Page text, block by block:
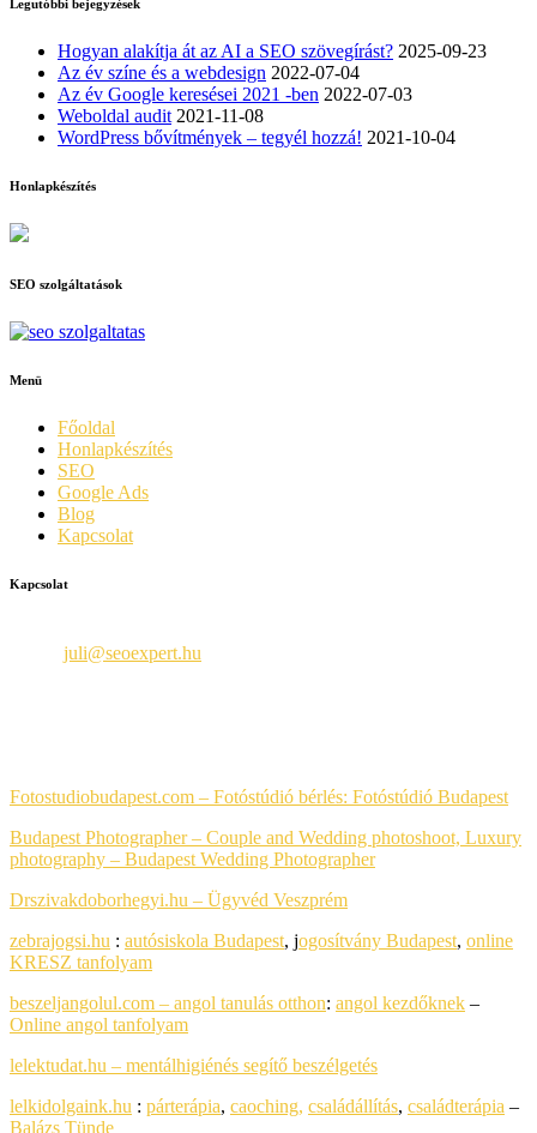
Legutóbbi bejegyzések
Hogyan alakítja át az AI a SEO szövegírást? 2025-09-23
Az év színe és a webdesign 2022-07-04
Az év Google keresései 2021 -ben 2022-07-03
Weboldal audit 2021-11-08
WordPress bővítmények – tegyél hozzá! 2021-10-04
Honlapkészítés
SEO szolgáltatások
Menü
Főoldal
Honlapkészítés
SEO
Google Ads
Blog
Kapcsolat
Kapcsolat
juli@seoexpert.hu
Fotostudiobudapest.com – Fotóstúdió bérlés: Fotóstúdió Budapest
Budapest Photographer – Couple and Wedding photoshoot, Luxury
photography – Budapest Wedding Photographer
Drszivakdoborhegyi.hu – Ügyvéd Veszprém
zebrajogsi.hu : autósiskola Budapest, jogosítvány Budapest, online
KRESZ tanfolyam
beszeljangolul.com – angol tanulás otthon: angol kezdőknek –
Online angol tanfolyam
lelektudat.hu – mentálhigiénés segítő beszélgetés
lelkidolgaink.hu : párterápia, caoching, családállítás, családterápia –
Balázs Tünde